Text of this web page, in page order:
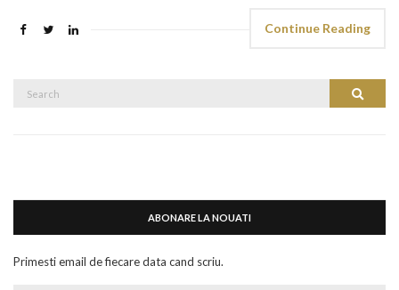
Continue Reading
Search
ABONARE LA NOUATI
Primesti email de fiecare data cand scriu.